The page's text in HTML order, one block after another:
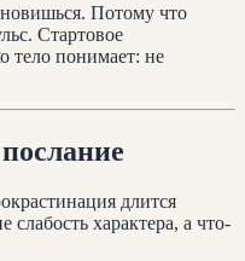
Потому что
Стартовое
тело понимает: не
длится
характера, а что-